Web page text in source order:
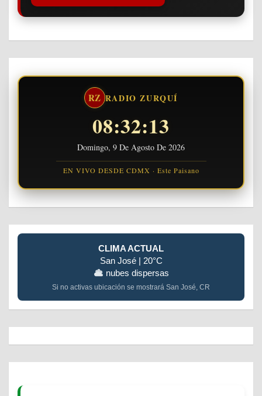
RZ RADIO ZURQUÍ
08:32:14
Domingo, 9 De Agosto De 2026
EN VIVO DESDE CDMX · Este Paisano
CLIMA ACTUAL
San José | 20°C
nubes dispersas
Si no activas ubicación se mostrará San José, CR